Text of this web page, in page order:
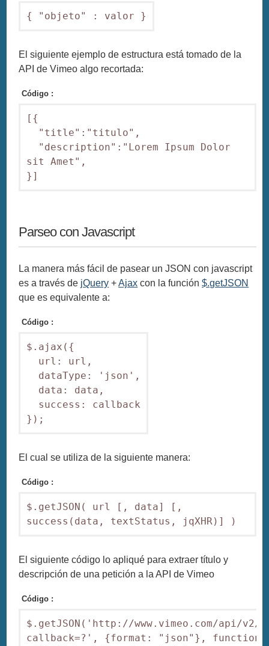
{ "objeto" : valor }
El siguiente ejemplo de estructura está tomado de la
API de Vimeo algo recortada:
Código :
[{
"title":"titulo",
"description":"Lorem Ipsum Dolor
sit Amet",
}]
Parseo con Javascript
La manera más fácil de pasear un JSON con javascript
es a través de jQuery +Ajax con la función$.getJSON
que es equivalente a:
Código :
$.ajax({
url: url,
dataType: 'json',
data: data,
success: callback
});
El cual se utiliza de la siguiente manera:
Código :
$.getJSON( url [, data] [,
success(data, textStatus, jqXHR)] )
El siguiente código lo apliqué para extraer título y
descripción de una petición a la API de Vimeo
Código :
$.getJSON('http://www.vimeo.com/api/v2/
callback=?', {format: "json"},